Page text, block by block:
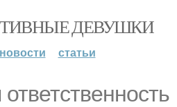
ДЕВУШКИ
новости статьи